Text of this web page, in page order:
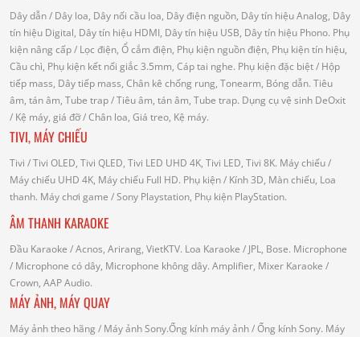
Dây dẫn/ Dây loa, Dây nối cầu loa, Dây điện nguồn, Dây tín hiệu Analog, Dây
tín hiệu Digital, Dây tín hiệu HDMI, Dây tín hiệu USB, Dây tín hiệu Phono. Phụ
kiện nâng cấp/ Lọc điện, Ổ cắm điện, Phụ kiện nguồn điện, Phụ kiện tín hiệu,
Cầu chì, Phụ kiện kết nối giắc 3.5mm, Cáp tai nghe. Phụ kiện đặc biệt/ Hộp
tiếp mass, Dây tiếp mass, Chân kê chống rung, Tonearm, Bóng dẫn. Tiêu
âm, tán âm, Tube trap/ Tiêu âm, tán âm, Tube trap. Dụng cụ vệ sinh DeOxit
/ Kệ máy, giá đỡ/ Chân loa, Giá treo, Kệ máy.
TIVI, MÁY CHIẾU
Tivi / Tivi OLED, Tivi QLED, Tivi LED UHD 4K, Tivi LED, Tivi 8K. Máy chiếu/
Máy chiếu UHD 4K, Máy chiếu Full HD. Phụ kiện/ Kính 3D, Màn chiếu, Loa
thanh. Máy chơi game / Sony Playstation, Phụ kiện PlayStation.
ÂM THANH KARAOKE
Đầu Karaoke / Acnos, Arirang, VietKTV. Loa Karaoke / JPL, Bose. Microphone
/ Microphone có dây, Microphone không dây. Amplifier, Mixer Karaoke /
Crown, AAP Audio.
MÁY ẢNH, MÁY QUAY
Máy ảnh theo hãng / Máy ảnh Sony.Ống kính máy ảnh / Ống kính Sony. Máy